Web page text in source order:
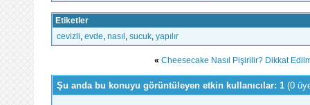
Etiketler
cevizli evde nasıl sucuk yapılır
« Cheesecake Nasıl Pişirilir? Dikkat
Şu anda bu konuyu görüntüleyen etkin kullanıcılar: 1 (0